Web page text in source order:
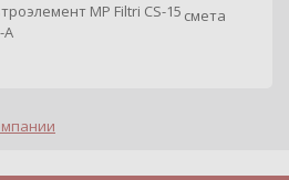
MP Filtri CS-15
A
смета